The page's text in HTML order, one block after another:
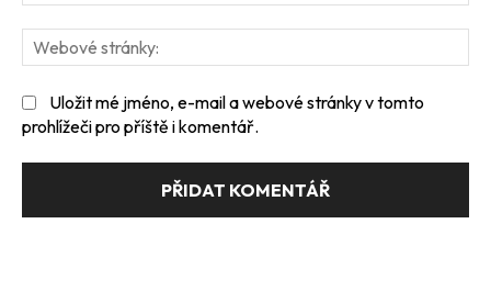
Uložit mé jméno, e-mail a webové stránky v tomto
prohlížeči pro příště i komentář.